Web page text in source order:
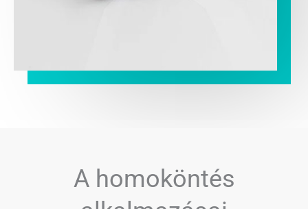
A homoköntés